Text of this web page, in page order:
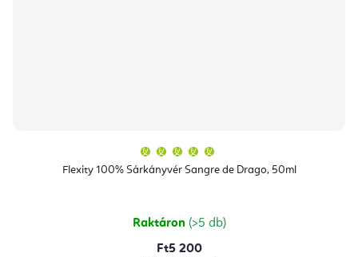
Flexity 100% Sárkányvér Sangre de Drago, 50ml
átlagos
értékelése
csillag.
Raktáron (>5 db)
Ft5 200